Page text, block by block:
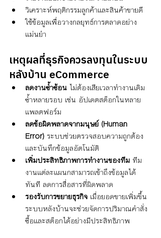
วิเคราะห์พฤติกรรมลูกค้าและสินค้าขายดี
ใช้ข้อมูลเพื่อวางกลยุทธ์การตลาดอย่าง
แม่นยำ
เหตุผลที่ธุรกิจควรลงทุนในระบบ
หลังบ้าน eCommerce
ลดงานซ้ำซ้อน ไม่ต้องเสียเวลาทำงานเดิม
ซ้ำหลายรอบ เช่น อัปเดตสต็อกในหลาย
แพลตฟอร์ม
ลดข้อผิดพลาดจากมนุษย์ (Human
Error) ระบบช่วยตรวจสอบความถูกต้อง
และบันทึกข้อมูลอัตโนมัติ
เพิ่มประสิทธิภาพการทำงานของทีม ทีม
งานแต่ละแผนกสามารถเข้าถึงข้อมูลได้
ทันที ลดการสื่อสารที่ผิดพลาด
รองรับการขยายธุรกิจ เมื่อยอดขายเพิ่มขึ้น
ระบบหลังบ้านจะช่วยจัดการปริมาณคำสั่ง
ซื้อและสต็อกได้อย่างมีประสิทธิภาพ